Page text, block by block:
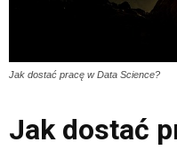
Jak dostać pracę w Data Science?
Jak dostać